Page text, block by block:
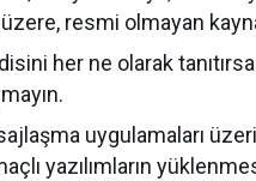
resmi olmayan
her ne olarak
uygulamaları
yazılımların